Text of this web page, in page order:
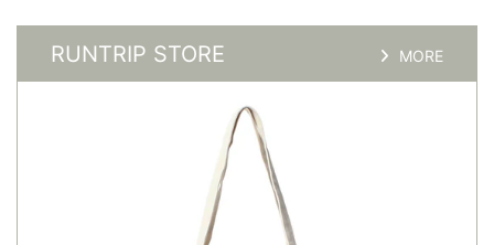
RUNTRIP STORE MORE